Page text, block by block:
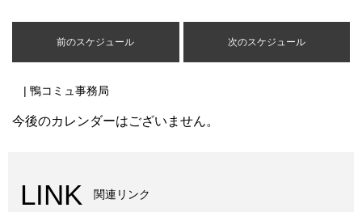
前のスケジュール 次のスケジュール
| 鴨コミュ事務局
今後のカレンダーはございません。
LINK 関連リンク